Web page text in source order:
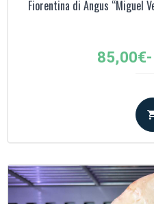
Fiorentina di Angus “Miguel
85,00€-